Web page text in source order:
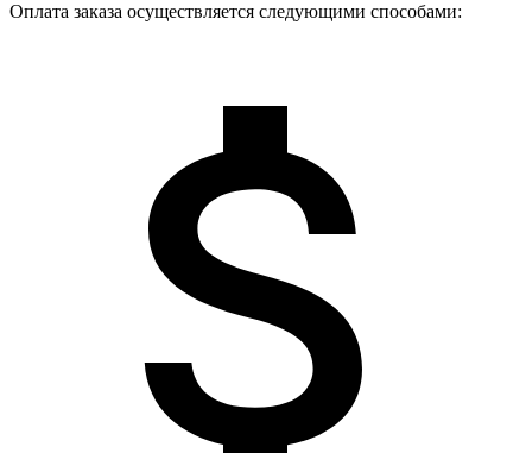
Оплата заказа осуществляется следующими способами: